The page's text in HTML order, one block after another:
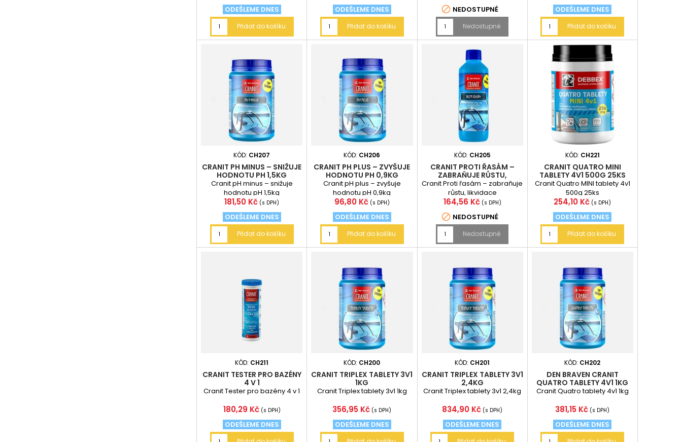
ODEŠLEME DNES
Přidat do košíku
ODEŠLEME DNES
Přidat do košíku
 NEDOSTUPNÉ
Nedostupné
ODEŠLEME DNES
Přidat do košíku
KÓD: CH207
CRANIT PH MINUS – SNIŽUJE
HODNOTU PH 1,5KG
Cranit pH minus – snižuje
hodnotu pH 1,5kg
Cena
181,50 Kč (s DPH)
ODEŠLEME DNES
Přidat do košíku
KÓD: CH206
CRANIT PH PLUS – ZVYŠUJE
HODNOTU PH 0,9KG
Cranit pH plus – zvyšuje
hodnotu pH 0,9kg
Cena
96,80 Kč (s DPH)
ODEŠLEME DNES
Přidat do košíku
KÓD: CH205
CRANIT PROTI ŘASÁM –
ZABRAŇUJE RŮSTU,
LIKVIDACE (POUZE OSOBNÍ
ODBĚR)
Cranit Proti řasám – zabraňuje
růstu, likvidace
Cena
164,56 Kč (s DPH)
 NEDOSTUPNÉ
Nedostupné
KÓD: CH221
CRANIT QUATRO MINI
TABLETY 4V1 500G 25KS
Cranit Quatro MINI tablety 4v1
500g 25ks
Cena
254,10 Kč (s DPH)
ODEŠLEME DNES
Přidat do košíku
KÓD: CH211
CRANIT TESTER PRO BAZÉNY
4 V 1
Cranit Tester pro bazény 4 v 1
Cena
180,29 Kč (s DPH)
ODEŠLEME DNES
KÓD: CH200
CRANIT TRIPLEX TABLETY 3V1
1KG
Cranit Triplex tablety 3v1 1kg
Cena
356,95 Kč (s DPH)
ODEŠLEME DNES
KÓD: CH201
CRANIT TRIPLEX TABLETY 3V1
2,4KG
Cranit Triplex tablety 3v1 2,4kg
Cena
834,90 Kč (s DPH)
ODEŠLEME DNES
KÓD: CH202
DEN BRAVEN CRANIT
QUATRO TABLETY 4V1 1KG
Cranit Quatro tablety 4v1 1kg
Cena
381,15 Kč (s DPH)
ODEŠLEME DNES